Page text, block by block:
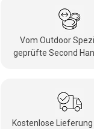
Vom Outdoor
geprüfte Second
Kostenlose Lieferung